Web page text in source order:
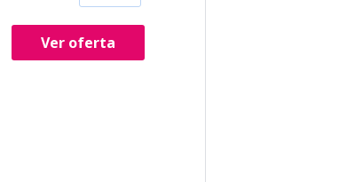
Ver oferta